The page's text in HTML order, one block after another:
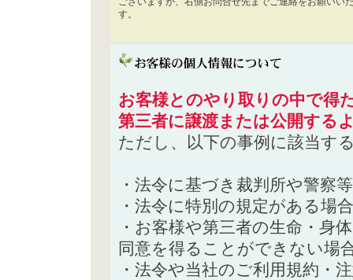
す。
お客様とのやり取りの中で得
第三者に譲渡または公開する
ただし、以下の事例に該当す
・法令に基づき裁判所や警察
・法令に特別の規定がある場合
・お客様や第三者の生命・身
同意を得ることができない場
・法令や当社のご利用規約・